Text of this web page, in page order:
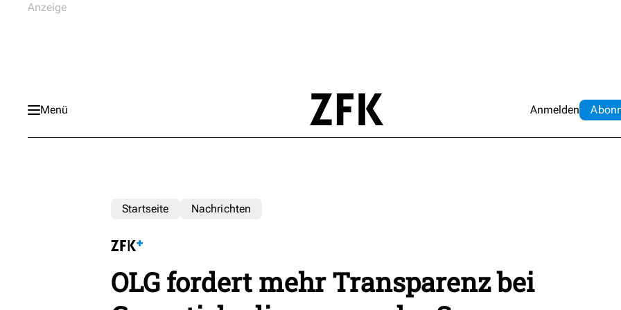
Menü Anmelden Abo
Startseite Nachrichten
OLG fordert mehr Transparenz bei